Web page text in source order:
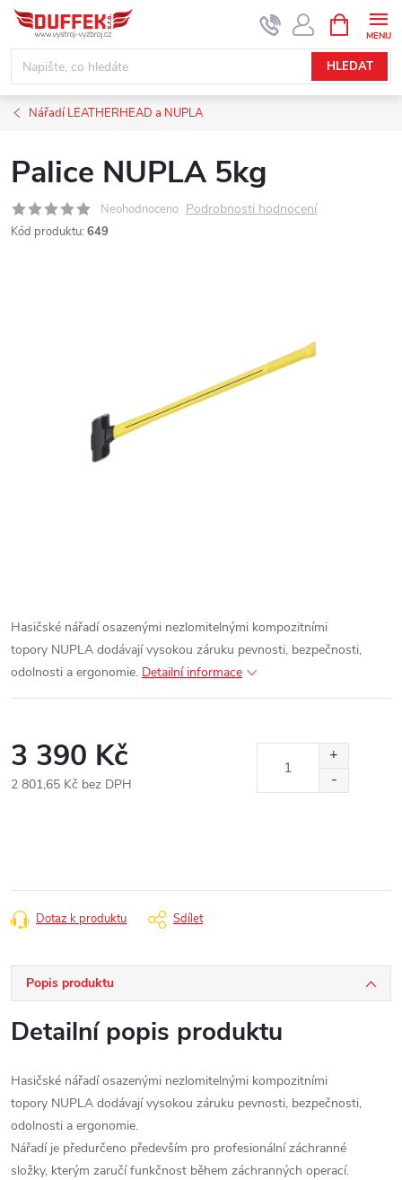
Přejít
obsah
HLEDAT
NÁKUPNÍ
KOŠÍK
Nářadí LEATHERHEAD a NUPLA
Palice NUPLA 5kg
Neohodnoceno Podrobnosti hodnocení
Kód produktu: 649
Hasičské nářadí osazenými nezlomitelnými kompozitními
topory NUPLA dodávají vysokou záruku pevnosti, bezpečnosti,
odolnosti a ergonomie. Detailní informace
3 390 Kč
2 801,65 Kč bez DPH
Dotaz k produktu Sdílet
Popis produktu
Detailní popis produktu
Hasičské nářadí osazenými nezlomitelnými kompozitními
topory NUPLA dodávají vysokou záruku pevnosti, bezpečnosti,
odolnosti a ergonomie.
Nářadí je předurčeno především pro profesionální záchranné
složky, kterým zaručí funkčnost během záchranných operací.